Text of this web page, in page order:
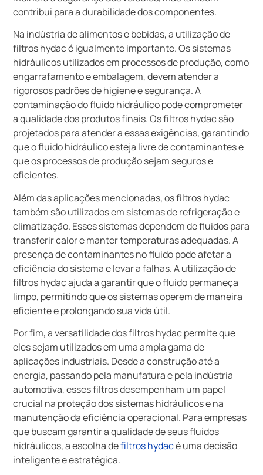
contribui para a durabilidade dos componentes.
Na indústria de alimentos e bebidas, a utilização de
filtros hydac é igualmente importante. Os sistemas
hidráulicos utilizados em processos de produção, como
engarrafamento e embalagem, devem atender a
rigorosos padrões de higiene e segurança. A
contaminação do fluido hidráulico pode comprometer
a qualidade dos produtos finais. Os filtros hydac são
projetados para atender a essas exigências, garantindo
que o fluido hidráulico esteja livre de contaminantes e
que os processos de produção sejam seguros e
eficientes.
Além das aplicações mencionadas, os filtros hydac
também são utilizados em sistemas de refrigeração e
climatização. Esses sistemas dependem de fluidos para
transferir calor e manter temperaturas adequadas. A
presença de contaminantes no fluido pode afetar a
eficiência do sistema e levar a falhas. A utilização de
filtros hydac ajuda a garantir que o fluido permaneça
limpo, permitindo que os sistemas operem de maneira
eficiente e prolongando sua vida útil.
Por fim, a versatilidade dos filtros hydac permite que
eles sejam utilizados em uma ampla gama de
aplicações industriais. Desde a construção até a
energia, passando pela manufatura e pela indústria
automotiva, esses filtros desempenham um papel
crucial na proteção dos sistemas hidráulicos e na
manutenção da eficiência operacional. Para empresas
que buscam garantir a qualidade de seus fluidos
hidráulicos, a escolha defiltros hydacé uma decisão
inteligente e estratégica.